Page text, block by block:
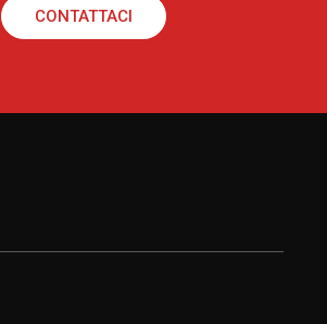
CONTATTACI